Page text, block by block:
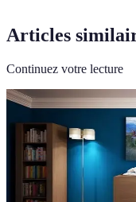
Articles
Continuez votre lecture